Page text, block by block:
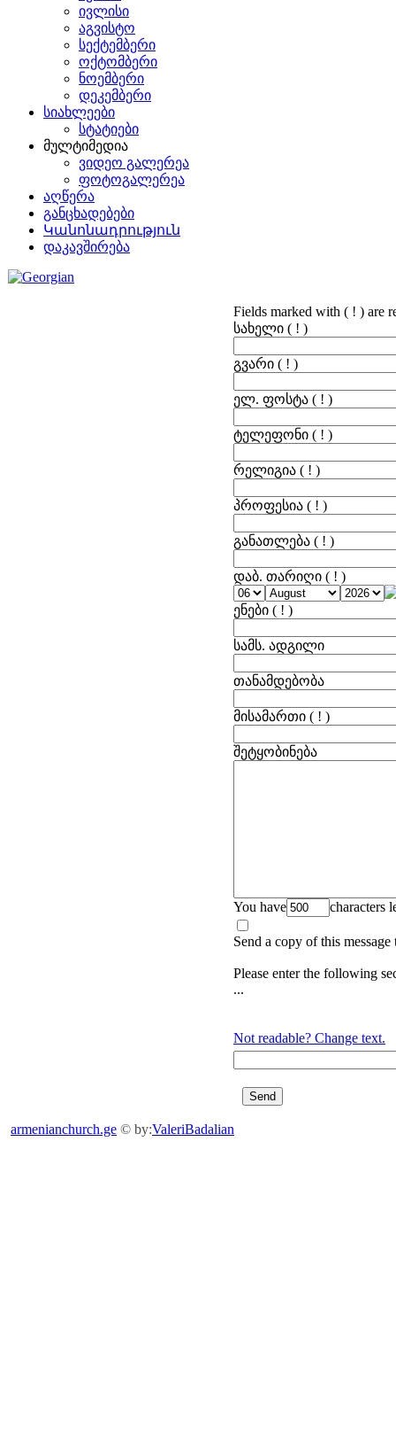
ივლისი
აგვისტო
სექტემბერი
ოქტომბერი
ნოემბერი
დეკემბერი
სიახლეები
სტატიები
მულტიმედია
ვიდეო გალერეა
ფოტოგალერეა
აღწერა
განცხადებები
Կանոնադրություն
დაკავშირება
Fields marked with ( ! ) are
სახელი ( ! )
გვარი ( ! )
ელ. ფოსტა ( ! )
ტელეფონი ( ! )
რელიგია ( ! )
პროფესია ( ! )
განათლება ( ! )
დაბ. თარიღი ( ! )
ენები ( ! )
სამს. ადგილი
თანამდებობა
მისამართი ( ! )
შეტყობინება
You have characters
Send a copy of this
Please enter the following
...
Not readable? Change text.
armenianchurch.ge © by:ValeriBadalian